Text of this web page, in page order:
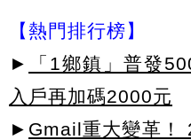
【熱門排行榜】
►
「1鄉鎮」普發
入戶再加碼2000元
► Gmail重大變革！